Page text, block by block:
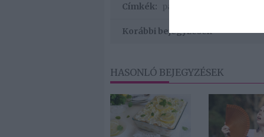
Címkék: párkapcsolat
Korábbi bejegyzések
HASONLÓ BEJEGYZÉSEK